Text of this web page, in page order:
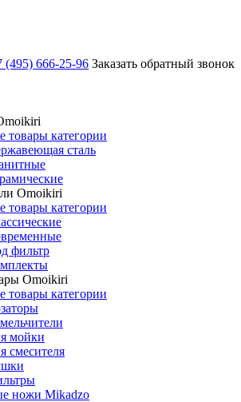
(495) 666-25-96 Заказать обратный звонок
товары категории
сталь
Omoikiri
товары категории
фильтр
Omoikiri
товары категории
мойки
смесителя
ножи Mikadzo